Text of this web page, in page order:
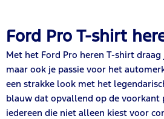
Ford Pro T-shirt
Met het Ford Pro heren T-shirt
maar ook je passie voor het
een strakke look met het
blauw dat opvallend op de voorkant
iedereen die niet alleen kiest voor